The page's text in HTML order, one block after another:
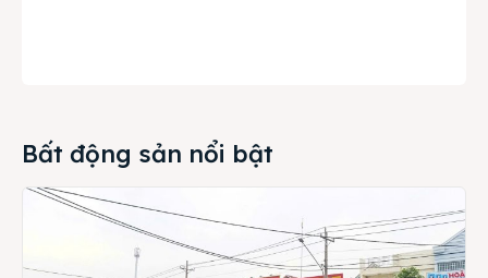
Bất động sản nổi bật